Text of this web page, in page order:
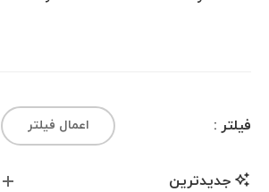
فیلتر : اعمال فیلتر
جدیدترین